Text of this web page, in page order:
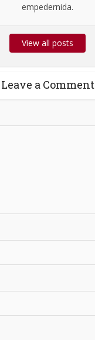
empedernida.
View all posts
Leave a Comment